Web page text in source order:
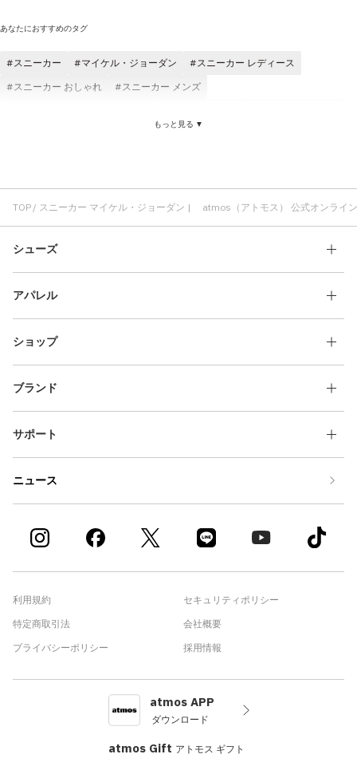
あなたにおすすめのタグ
スニーカー マイケル・ジョーダン
スニーカー レディース
スニーカー おしゃれ
スニーカー メンズ
もっと見る ▼
TOP スニーカー マイケル・ジョーダン | atmos（アトモス） 公式オンライ
シューズ
アパレル
ショップ
ブランド
サポート
ニュース
利用規約
特定商取引法
プライバシーポリシー
セキュリティポリシー
会社概要
採用情報
atmos APP
ダウンロード
atmos Gift アトモス ギフト